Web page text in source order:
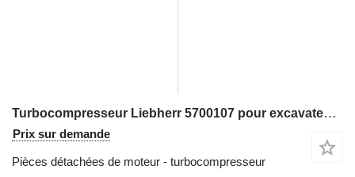
Turbocompresseur Liebherr 5700107 pour excavateur Liebherr R922, R942, R944, R954, A900, A944, A954, PR734, PR742
Prix sur demande
Pièces détachées de moteur - turbocompresseur